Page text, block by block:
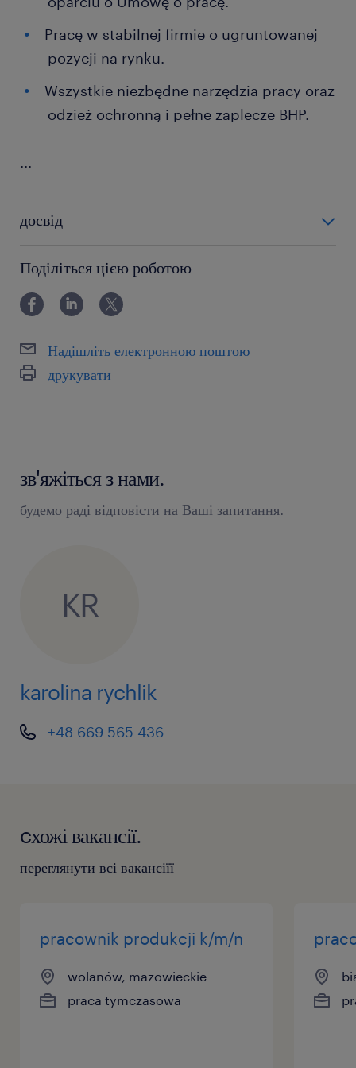
Pracę w stabilnej firmie o ugruntowanej
pozycji na rynku.
Wszystkie niezbędne narzędzia pracy oraz
odzież ochronną i pełne zaplecze BHP.
...
досвід
Поділіться цією роботою
Надішліть електронною поштою
друкувати
зв'яжіться з нами.
будемо раді відповісти на Ваші запитання.
KR
karolina rychlik
+48 669 565 436
cхожі вакансії.
переглянути всі вакансіїї
pracownik produkcji k/m/n
wolanów, mazowieckie
praca tymczasowa